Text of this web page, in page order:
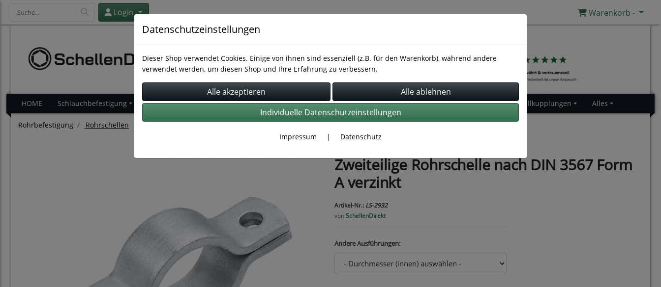
Login Warenkorb -
HOME Schlauchbefestigung Schlauchverbindung Rohrbefestigung Rohrverbindung Schläuche Gummiprofile Schnellkupplungen Alles
Rohrbefestigung Rohrschellen
Zweiteilige Rohrschelle nach DIN 3567 Form
A verzinkt
Artikel-Nr.: LS-2932
vonSchellenDirekt
Andere Ausführungen:
Datenschutzeinstellungen
Dieser Shop verwendet Cookies. Einige von ihnen sind essenziell (z.B. für den Warenkorb), während andere
verwendet werden, um diesen Shop und Ihre Erfahrung zu verbessern.
Individuelle Datenschutzeinstellungen
Impressum | Datenschutz